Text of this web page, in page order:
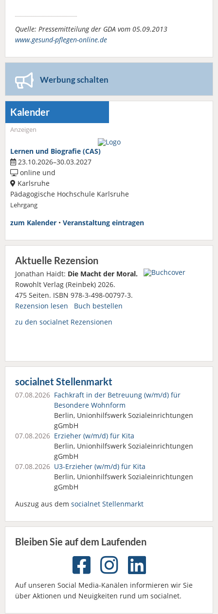
Quelle: Pressemitteilung der GDA vom 05.09.2013
www.gesund-pflegen-online.de
Werbung schalten
Kalender
Anzeigen
Lernen und Biografie (CAS)
23.10.2026–30.03.2027
online und
Karlsruhe
Pädagogische Hochschule Karlsruhe
Lehrgang
zum Kalender • Veranstaltung eintragen
Aktuelle Rezension
Jonathan Haidt: Die Macht der Moral.
Rowohlt Verlag (Reinbek) 2026.
475 Seiten. ISBN 978-3-498-00797-3.
Rezension lesen
Buch bestellen
zu den socialnet Rezensionen
socialnet Stellenmarkt
07.08.2026 Fachkraft in der Betreuung (w/m/d) für
Besondere Wohnform
Berlin, Unionhilfswerk Sozialeinrichtungen
gGmbH
07.08.2026 Erzieher (w/m/d) für Kita
Berlin, Unionhilfswerk Sozialeinrichtungen
gGmbH
07.08.2026 U3-Erzieher (w/m/d) für Kita
Berlin, Unionhilfswerk Sozialeinrichtungen
gGmbH
Auszug aus dem socialnet Stellenmarkt
Bleiben Sie auf dem Laufenden
Auf unseren Social Media-Kanälen informieren wir Sie
über Aktionen und Neuigkeiten rund um socialnet.